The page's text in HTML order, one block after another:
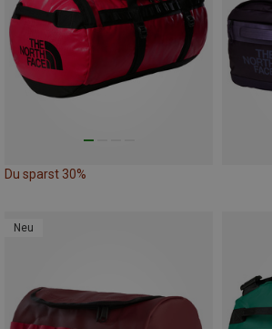
Du sparst 30%
Neu